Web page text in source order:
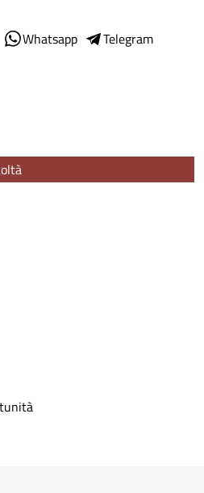
Whatsapp
Telegram